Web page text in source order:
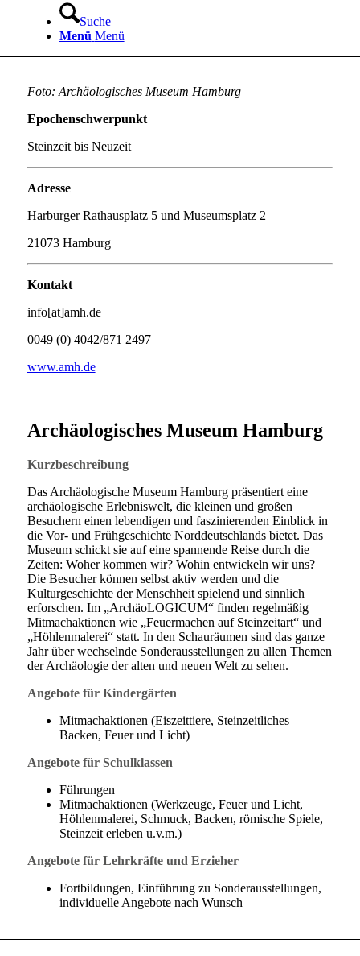
Suche
Menü Menü
Foto: Archäologisches Museum Hamburg
Epochenschwerpunkt
Steinzeit bis Neuzeit
Adresse
Harburger Rathausplatz 5 und Museumsplatz 2
21073 Hamburg
Kontakt
info[at]amh.de
0049 (0) 4042/871 2497
www.amh.de
Archäologisches Museum Hamburg
Kurzbeschreibung
Das Archäologische Museum Hamburg präsentiert eine
archäologische Erlebniswelt, die kleinen und großen
Besuchern einen lebendigen und faszinierenden Einblick in
die Vor- und Frühgeschichte Norddeutschlands bietet. Das
Museum schickt sie auf eine spannende Reise durch die
Zeiten: Woher kommen wir? Wohin entwickeln wir uns?
Die Besucher können selbst aktiv werden und die
Kulturgeschichte der Menschheit spielend und sinnlich
erforschen. Im „ArchäoLOGICUM“ finden regelmäßig
Mitmachaktionen wie „Feuermachen auf Steinzeitart“ und
„Höhlenmalerei“ statt. In den Schauräumen sind das ganze
Jahr über wechselnde Sonderausstellungen zu allen Themen
der Archäologie der alten und neuen Welt zu sehen.
Angebote für Kindergärten
Mitmachaktionen (Eiszeittiere, Steinzeitliches
Backen, Feuer und Licht)
Angebote für Schulklassen
Führungen
Mitmachaktionen (Werkzeuge, Feuer und Licht,
Höhlenmalerei, Schmuck, Backen, römische Spiele,
Steinzeit erleben u.v.m.)
Angebote für Lehrkräfte und Erzieher
Fortbildungen, Einführung zu Sonderausstellungen,
individuelle Angebote nach Wunsch